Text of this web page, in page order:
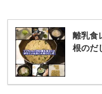
離乳食
根のだ